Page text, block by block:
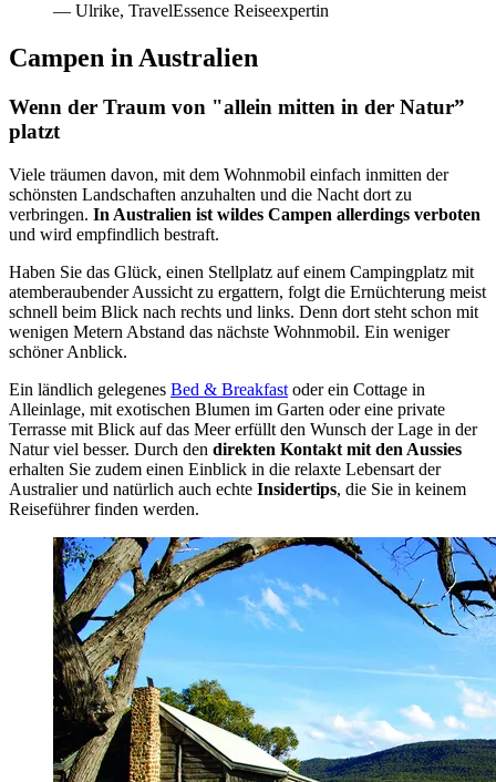
— Ulrike, TravelEssence Reiseexpertin
Campen in Australien
Wenn der Traum von "allein mitten in der Natur”
platzt
Viele träumen davon, mit dem Wohnmobil einfach inmitten der
schönsten Landschaften anzuhalten und die Nacht dort zu
verbringen. In Australien ist wildes Campen allerdings verboten
und wird empfindlich bestraft.
Haben Sie das Glück, einen Stellplatz auf einem Campingplatz mit
atemberaubender Aussicht zu ergattern, folgt die Ernüchterung meist
schnell beim Blick nach rechts und links. Denn dort steht schon mit
wenigen Metern Abstand das nächste Wohnmobil. Ein weniger
schöner Anblick.
Ein ländlich gelegenes Bed & Breakfast oder ein Cottage in
Alleinlage, mit exotischen Blumen im Garten oder eine private
Terrasse mit Blick auf das Meer erfüllt den Wunsch der Lage in der
Natur viel besser. Durch den direkten Kontakt mit den Aussies
erhalten Sie zudem einen Einblick in die relaxte Lebensart der
Australier und natürlich auch echte Insidertips, die Sie in keinem
Reiseführer finden werden.